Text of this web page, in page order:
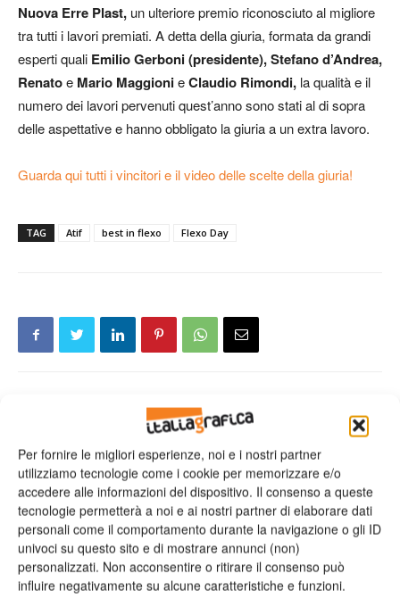
Per fornire le migliori esperienze, noi e i nostri partner
utilizziamo tecnologie come i cookie per memorizzare e/o
accedere alle informazioni del dispositivo. Il consenso a queste
tecnologie permetterà a noi e ai nostri partner di elaborare dati
personali come il comportamento durante la navigazione o gli ID
univoci su questo sito e di mostrare annunci (non)
personalizzati. Non acconsentire o ritirare il consenso può
influire negativamente su alcune caratteristiche e funzioni.
Nuova Erre Plast, un ulteriore premio riconosciuto al migliore
tra tutti i lavori premiati. A detta della giuria, formata da grandi
esperti quali Emilio Gerboni (presidente), Stefano d’Andrea,
Renatoe Mario MaggionieClaudio Rimondi, la qualità e il
numero dei lavori pervenuti quest’anno sono stati al di sopra
delle aspettative e hanno obbligato la giuria a un extra lavoro.
Guarda qui tutti i vincitori e il video delle scelte della giuria!
TAG Atif best in flexo Flexo Day
raddoppia con Gallus
Prossimo articolo
di Assografici si è riunito a
Maranello
ARTICOLI CORRELATI ALTRO DALL'AUTORE
Viscom 2026 cambia volto: debutta il